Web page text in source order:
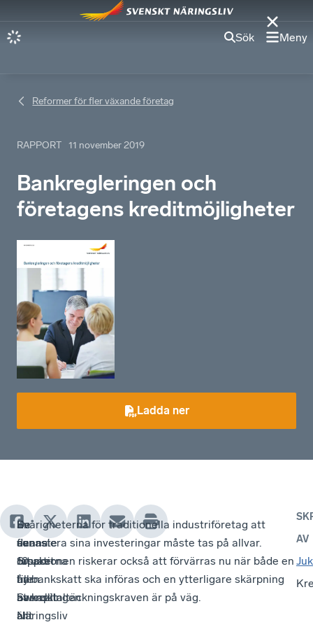
Sök Meny
Reformer för fler växande företag
RAPPORT 11 november 2019
Bankregleringen och
företagens kreditmöjligheter
Ladda ner
De
senaste
10
åren
har
allt
I
denna
rapport
har
Svenskt
Näringsliv
En
av
orsakerna
till
utvecklingen
är
Svårigheterna för traditionella industriföretag att
finansiera sina investeringar måste tas på allvar.
Situationen riskerar också att förvärras nu när både en
ny bankskatt ska införas och en ytterligare skärpning
av kapitaltäckningskraven är på väg.
AV